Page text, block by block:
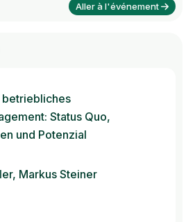
Aller à l'événement
betriebliches
Status Quo,
und Potenzial
Markus Steiner